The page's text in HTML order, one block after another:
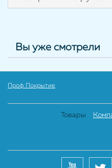
Вы уже смотрели
Проф Покрытие
Товары